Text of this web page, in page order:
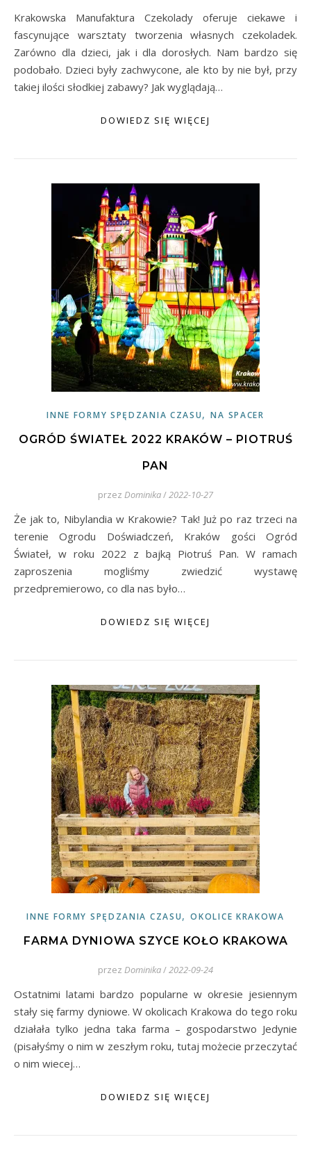
Krakowska Manufaktura Czekolady oferuje ciekawe i
fascynujące warsztaty tworzenia własnych czekoladek.
Zarówno dla dzieci, jak i dla dorosłych. Nam bardzo się
podobało. Dzieci były zachwycone, ale kto by nie był, przy
takiej ilości słodkiej zabawy? Jak wyglądają…
DOWIEDZ SIĘ WIĘCEJ
INNE FORMY SPĘDZANIA CZASU,NA SPACER
OGRÓD ŚWIATEŁ 2022 KRAKÓW – PIOTRUŚ
PAN
przez Dominika/2022-10-27
Że jak to, Nibylandia w Krakowie? Tak! Już po raz trzeci na
terenie Ogrodu Doświadczeń, Kraków gości Ogród
Świateł, w roku 2022 z bajką Piotruś Pan. W ramach
zaproszenia mogliśmy zwiedzić wystawę
przedpremierowo, co dla nas było…
DOWIEDZ SIĘ WIĘCEJ
INNE FORMY SPĘDZANIA CZASU,OKOLICE KRAKOWA
FARMA DYNIOWA SZYCE KOŁO KRAKOWA
przez Dominika/2022-09-24
Ostatnimi latami bardzo popularne w okresie jesiennym
stały się farmy dyniowe. W okolicach Krakowa do tego roku
działała tylko jedna taka farma – gospodarstwo Jedynie
(pisałyśmy o nim w zeszłym roku, tutaj możecie przeczytać
o nim wiecej…
DOWIEDZ SIĘ WIĘCEJ